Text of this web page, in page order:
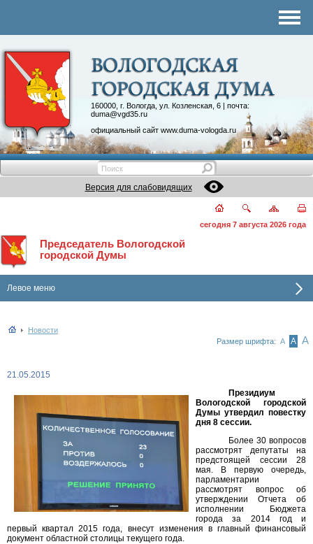
160000, г. Вологда, ул. Козленская, 6 | почта:
duma@vgd35.ru
официальный сайт www.duma-vologda.ru
Контакты
Депутатские объединения
Версия для слабовидящих
сегодня 7 августа 2026 года
Председатель Вологодской
городской Думы
Левое меню
Новости
Размер шрифта: А А А
21.05.2015
Президиум
Вологодской городской
Думы утвердил повестку
дня 8 сессии.
Более 30 вопросов
рассмотрят депутаты на
предстоящей сессии 28
мая. В первую очередь,
парламентарии
рассмотрят вопрос об
утверждении Отчета об
исполнении Бюджета
города за 2014 год и
первый квартал 2015 года, внесут изменения в главный финансовый
документ областной столицы текущего года.